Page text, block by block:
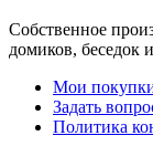
Собственное
домиков, беседок
Мои
Задать
Политика